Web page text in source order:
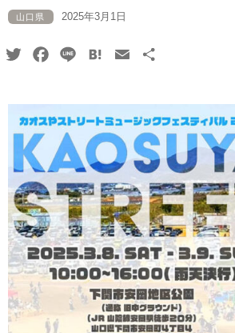
山口県 2025年3月1日
TwitterFacebook
Line HatenaEmail